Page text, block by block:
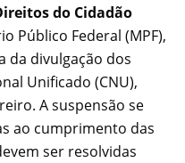
do Cidadão
Público Federal (MPF),
da divulgação dos
Unificado (CNU),
A suspensão se
ao cumprimento das
ser resolvidas